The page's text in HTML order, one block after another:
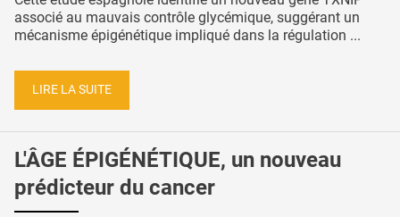
associé au mauvais contrôle glycémique, suggérant un
mécanisme épigénétique impliqué dans la régulation ...
LIRE LA SUITE
L'ÂGE ÉPIGÉNÉTIQUE, un nouveau
prédicteur du cancer